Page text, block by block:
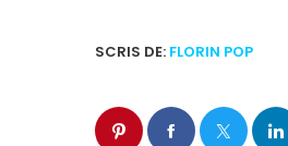
SCRIS DE: FLORIN POP